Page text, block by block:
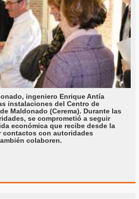
ingeniero Enrique Antía
instalaciones del Centro de
Maldonado (Cerema). Durante las
se comprometió a seguir
económica que recibe desde la
contactos con autoridades
colaboren.